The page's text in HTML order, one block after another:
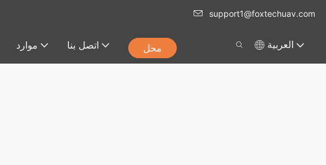
support1@foxtechuav.com
موارد اتصل بنا محل العربية